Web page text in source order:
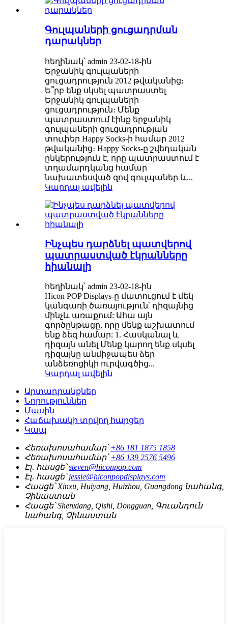
Գուլպաների ցուցադրման
դարակներ
հեղինակ՝ admin 23-02-18-ին
Երջանիկ գուլպաների
ցուցադրություն 2012 թվականից։
Ե՞րբ ենք սկսել պատրաստել
Երջանիկ գուլպաների
ցուցադրություն։ Մենք
պատրաստում էինք երջանիկ
գուլպաների ցուցադրության
տուփեր Happy Socks-ի համար 2012
թվականից։ Happy Socks-ը շվեդական
ընկերություն է, որը պատրաստում է
տղամարդկանց համար
նախատեսված զով գուլպաներ և...
Կարդալ ավելին
Ինչպես դարձնել պատվերով
պատրաստված էկրանները
հիանալի
հեղինակ՝ admin 23-02-18-ին
Hicon POP Displays-ը մատուցում է մեկ
կանգառի ծառայություն՝ դիզայնից
մինչև առաքում: Ահա այն
գործընթացը, որը մենք աշխատում
ենք ձեզ համար: 1. Հասկանալ և
դիզայն անել Մենք կարող ենք սկսել
դիզայնը անմիջապես ձեր
անձեռոցիկի ուրվագծից...
Կարդալ ավելին
Արտադրանքներ
Նորություններ
Մասին
Հաճախակի տրվող հարցեր
Կապ
Հեռախոսահամար՝ +86 181 1875 1858
Հեռախոսահամար՝ +86 139 2576 5496
Էլ․ հասցե՝ steven@hiconpop.com
Էլ․ հասցե՝ jessie@hiconpopdisplays.com
Հասցե՝ Xinxu, Huiyang, Huizhou, Guangdong նահանգ,
Չինաստան
Հասցե՝ Shenxiang, Qishi, Dongguan, Գուանդուն
նահանգ, Չինաստան